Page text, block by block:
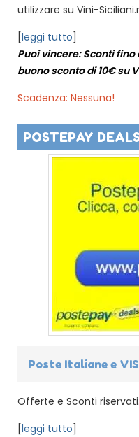
utilizzare su Vini-
[leggi tutto]
Puoi vincere: Sconti fino
buono sconto di 10€ su
Scadenza: Nessuna!
POSTEPAY
Poste Italiane e
Offerte e Sconti
[leggi tutto]